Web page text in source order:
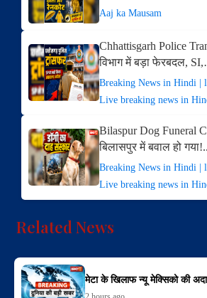
Aaj ka Mausam
Chhattisgarh Police
विभाग में बड़ा फेरबदल,
Breaking News in Hindi |
Live breaking news in
Bilaspur Dog Funeral
बिलासपुर में बवाल हो
Breaking News in Hindi |
Live breaking news in
Related News
मेटा के खिलाफ न्यू मेक्सिको की